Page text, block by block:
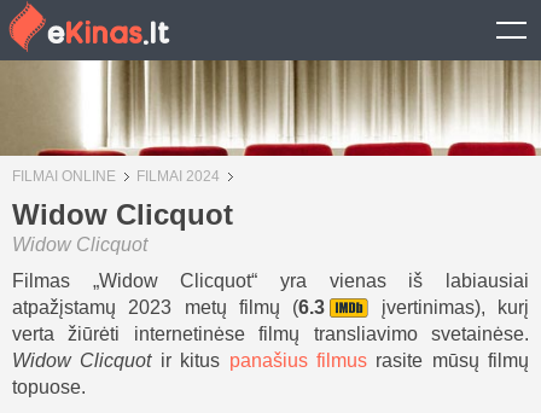
FILMAI ONLINE FILMAI 2024
Widow Clicquot
Widow Clicquot
Filmas „Widow Clicquot“ yra vienas iš labiausiai
atpažįstamų 2023 metų filmų (6.3
įvertinimas), kurį
verta žiūrėti internetinėse filmų transliavimo svetainėse.
Widow Clicquotir kitus panašius filmusrasite mūsų filmų
topuose.